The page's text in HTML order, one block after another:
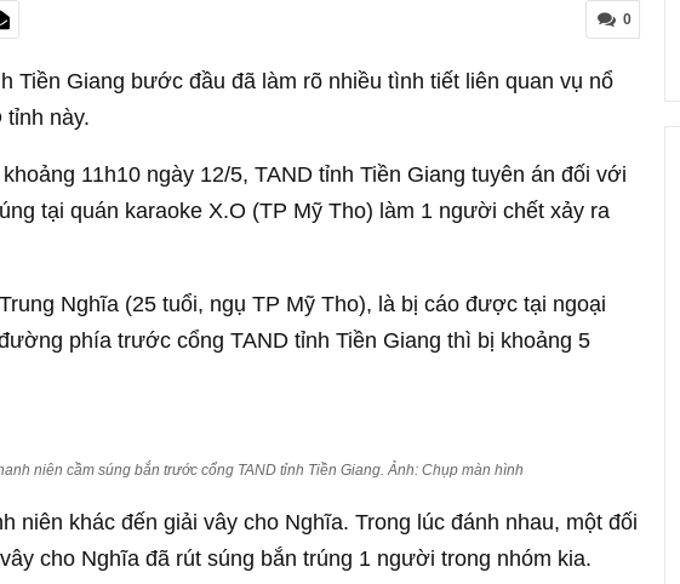
0
Tiền Giang bước đầu đã làm rõ nhiều tình tiết liên quan vụ nổ
tỉnh này.
11h10 ngày 12/5, TAND tỉnh Tiền Giang tuyên án đối với
tại quán karaoke X.O (TP Mỹ Tho) làm 1 người chết xảy ra
Nghĩa (25 tuổi, ngụ TP Mỹ Tho), là bị cáo được tại ngoại
phía trước cổng TAND tỉnh Tiền Giang thì bị khoảng 5
niên cầm súng bắn trước cổng TAND tỉnh Tiền Giang. Ảnh: Chụp màn hình
niên khác đến giải vây cho Nghĩa. Trong lúc đánh nhau, một đối
cho Nghĩa đã rút súng bắn trúng 1 người trong nhóm kia.
công bố công khai